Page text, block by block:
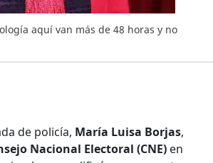
aquí van más de 48 horas y no
de policía, María Luisa Borjas,
Nacional Electoral (CNE) en